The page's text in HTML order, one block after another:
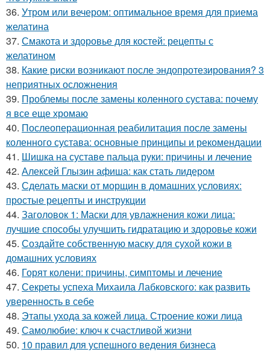
36. Утром или вечером: оптимальное время для приема
желатина
37. Смакота и здоровье для костей: рецепты с
желатином
38. Какие риски возникают после эндопротезирования? 3
неприятных осложнения
39. Проблемы после замены коленного сустава: почему
я все еще хромаю
40. Послеоперационная реабилитация после замены
коленного сустава: основные принципы и рекомендации
41. Шишка на суставе пальца руки: причины и лечение
42. Алексей Глызин афиша: как стать лидером
43. Сделать маски от морщин в домашних условиях:
простые рецепты и инструкции
44. Заголовок 1: Маски для увлажнения кожи лица:
лучшие способы улучшить гидратацию и здоровье кожи
45. Создайте собственную маску для сухой кожи в
домашних условиях
46. Горят колени: причины, симптомы и лечение
47. Секреты успеха Михаила Лабковского: как развить
уверенность в себе
48. Этапы ухода за кожей лица. Строение кожи лица
49. Самолюбие: ключ к счастливой жизни
50. 10 правил для успешного ведения бизнеса